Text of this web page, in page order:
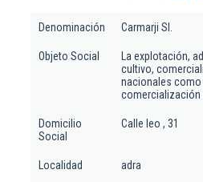
Denominación Carmarji Sl.
Objeto Social
La explotación,
cultivo,
nacionales como
comercialización
Domicilio
Social
Calle leo , 31
Localidad adra